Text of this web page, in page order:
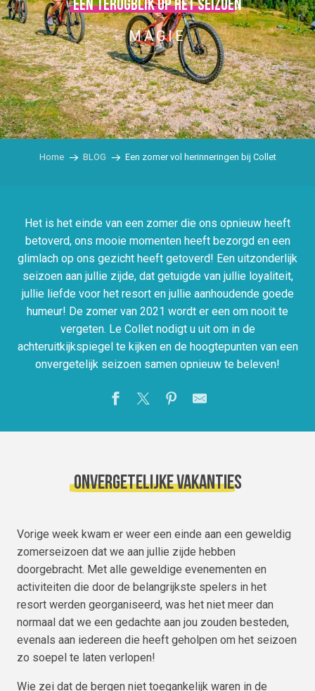
Een terugblik op het seizoen
MAGIE
Home BLOG Een zomer vol herinneringen bij Collet
Het is het einde van een zomer die ons opnieuw heeft
betoverd, ons mooie momenten heeft bezorgd en een
glimlach op ons gezicht heeft getoverd! Een uitzonderlijk
seizoen aan jullie zijde, dat getuigde van jullie loyaliteit,
jullie liefde voor het resort en jullie aanhoudende goede
humeur! De zomer van 2021 wordt er een om nooit te
vergeten. Le Collet nodigt u uit om in de
achteruitkijkspiegel te kijken en de hoogtepunten van een
onvergetelijk seizoen samen opnieuw te beleven!
Onvergetelijke vakanties
Vorige week kwam er weer een einde aan een geweldig
zomerseizoen dat we aan jullie zijde hebben
doorgebracht. Met alle geweldige evenementen en
activiteiten die door de belangrijkste spelers in het
resort werden georganiseerd, was het niet meer dan
normaal dat we een gedachte aan jou zouden besteden,
evenals aan iedereen die heeft geholpen om het seizoen
zo soepel te laten verlopen!
Wie zei dat de bergen niet toegankelijk waren in de